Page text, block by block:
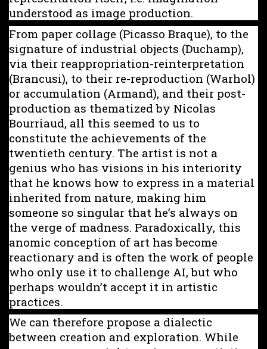
understood as image production.
From paper collage (Picasso Braque), to the
signature of industrial objects (Duchamp),
via their reappropriation-reinterpretation
(Brancusi), to their re-reproduction (Warhol)
or accumulation (Armand), and their post-
production as thematized by Nicolas
Bourriaud, all this seemed to us to
constitute the achievements of the
twentieth century. The artist is not a
genius who has visions in his interiority
that he knows how to express in a material
inherited from nature, making him
someone so singular that he’s always on
the verge of madness. Paradoxically, this
anomic conception of art has become
reactionary and is often the work of people
who only use it to challenge AI, but who
perhaps wouldn’t accept it in artistic
practices.
We can therefore propose a dialectic
between creation and exploration. While